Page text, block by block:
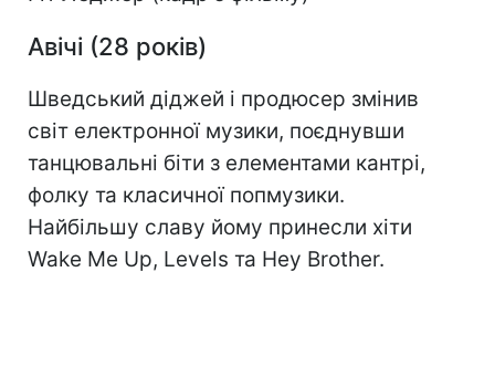
Авічі (28 років)
Шведський діджей і продюсер змінив
світ електронної музики, поєднувши
танцювальні біти з елементами кантрі,
фолку та класичної попмузики.
Найбільшу славу йому принесли хіти
Wake Me Up, Levels та Hey Brother.